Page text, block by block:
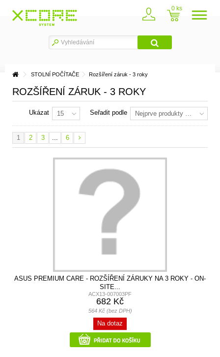
0
STOLNÍ POČÍTAČE Rozšíření záruk - 3 roky
ROZŠÍŘENÍ ZÁRUK - 3 ROKY
Seřadit podle Nejprve produkty skladem
Ukázat 15
1 2 3 ... 6
ASUS PREMIUM CARE - ROZŠÍŘENÍ ZÁRUKY NA 3 ROKY - ON-
SITE...
ACX13-007003PF
682 Kč
564 Kč (bez DPH)
Na dotaz